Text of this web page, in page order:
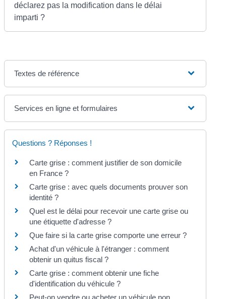
déclarez pas la modification dans le délai
imparti ?
Textes de référence
Services en ligne et formulaires
Questions ? Réponses !
Carte grise : comment justifier de son domicile
en France ?
Carte grise : avec quels documents prouver son
identité ?
Quel est le délai pour recevoir une carte grise ou
une étiquette d'adresse ?
Que faire si la carte grise comporte une erreur ?
Achat d'un véhicule à l'étranger : comment
obtenir un quitus fiscal ?
Carte grise : comment obtenir une fiche
d'identification du véhicule ?
Peut-on vendre ou acheter un véhicule non